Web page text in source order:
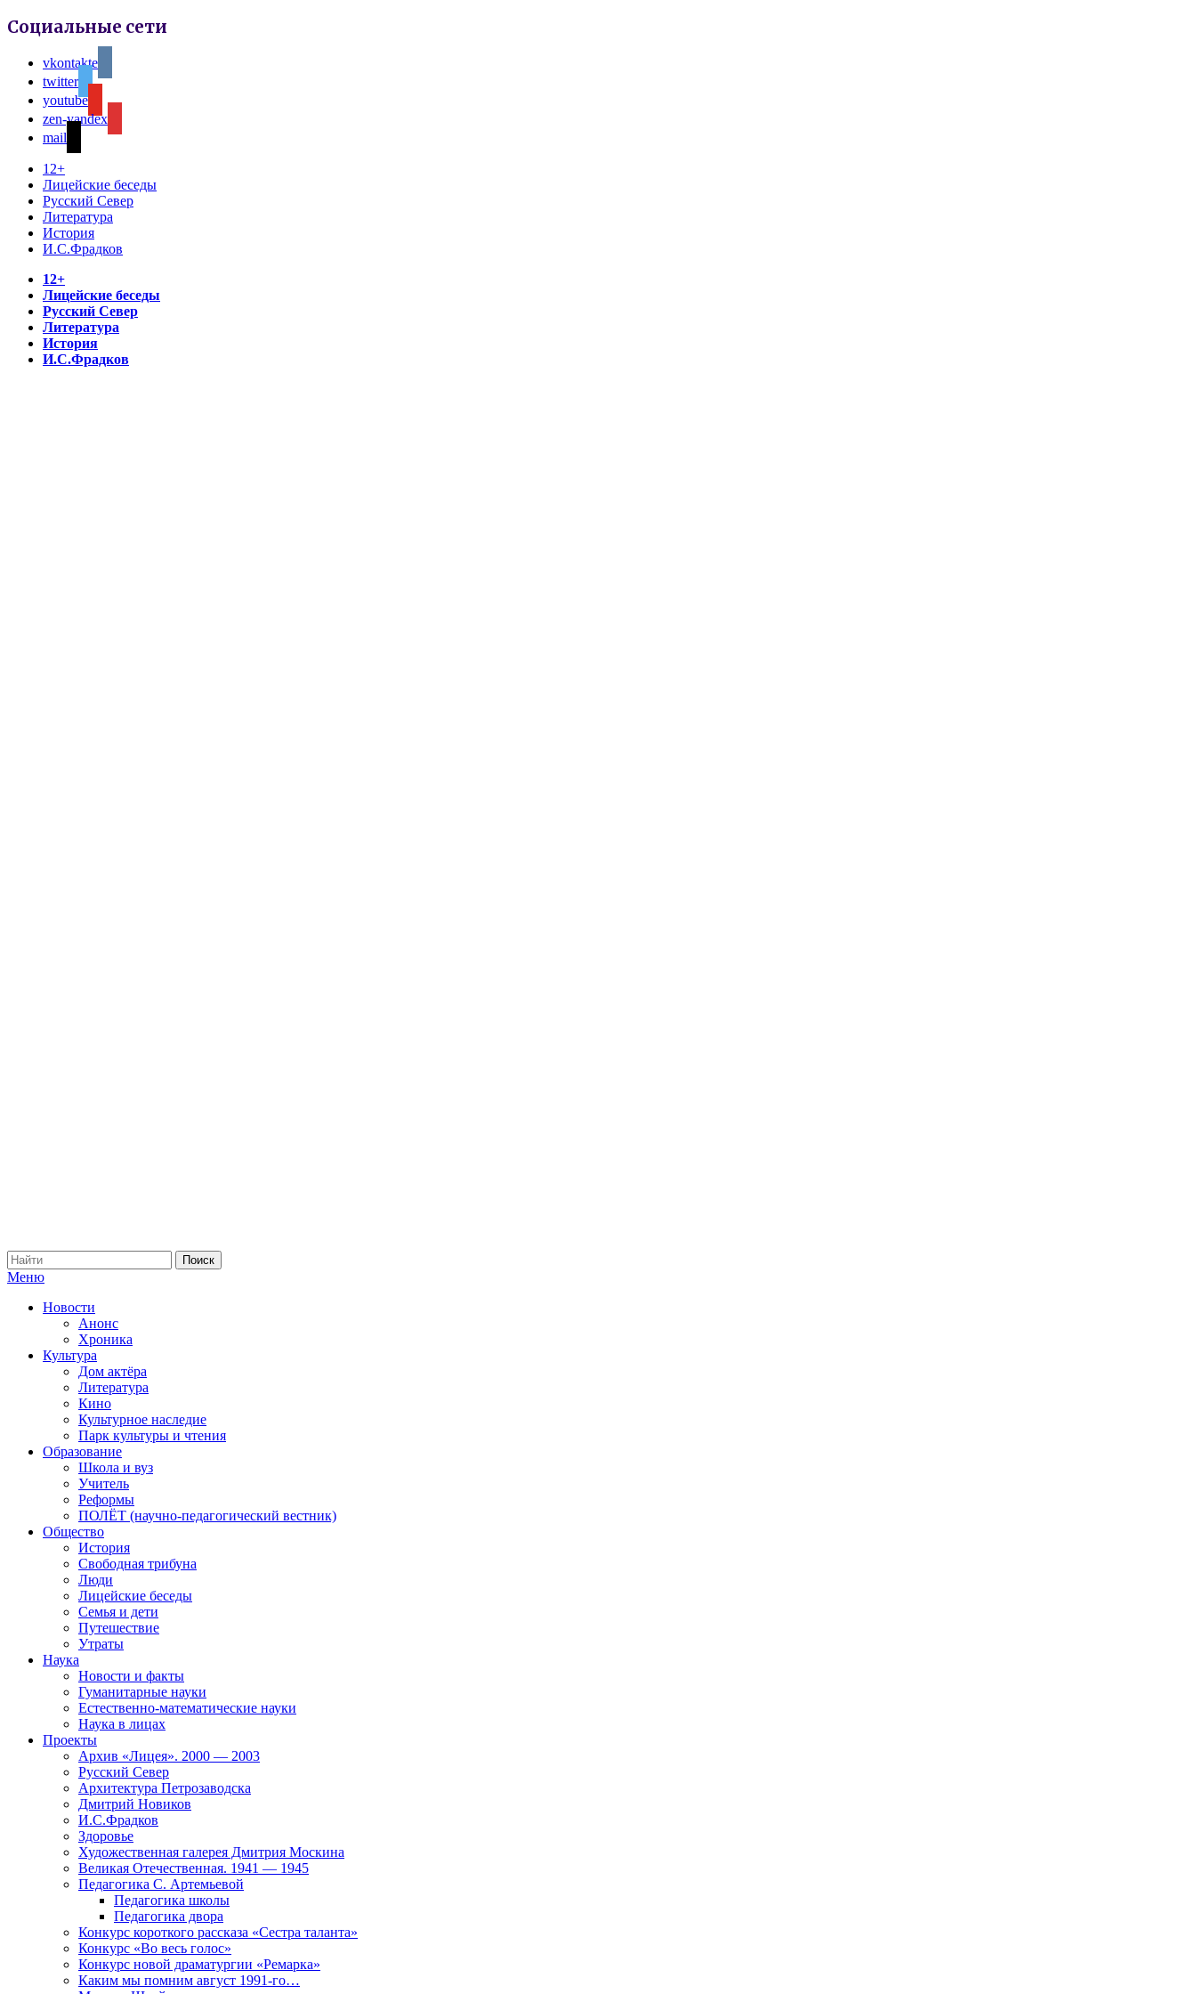
Социальные сети
vkontakte
twitter
youtube
zen-yandex
mail
12+
Лицейские беседы
Русский Север
Литература
История
И.С.Фрадков
12+
Лицейские беседы
Русский Север
Литература
История
И.С.Фрадков
Меню
Новости
Анонс
Хроника
Культура
Дом актёра
Литература
Кино
Культурное наследие
Парк культуры и чтения
Образование
Школа и вуз
Учитель
Реформы
ПОЛЁТ (научно-педагогический вестник)
Общество
История
Свободная трибуна
Люди
Лицейские беседы
Семья и дети
Путешествие
Утраты
Наука
Новости и факты
Гуманитарные науки
Естественно-математические науки
Наука в лицах
Проекты
Архив «Лицея». 2000 — 2003
Русский Север
Архитектура Петрозаводска
Дмитрий Новиков
И.С.Фрадков
Здоровье
Художественная галерея Дмитрия Москина
Великая Отечественная. 1941 — 1945
Педагогика С. Артемьевой
Педагогика школы
Педагогика двора
Конкурс короткого рассказа «Сестра таланта»
Конкурс «Во весь голос»
Конкурс новой драматургии «Ремарка»
Каким мы помним август 1991-го…